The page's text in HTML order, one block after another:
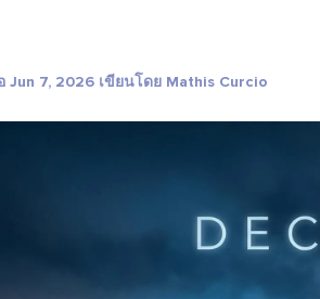
Jun 7, 2026 เขียนโดย Mathis Curcio